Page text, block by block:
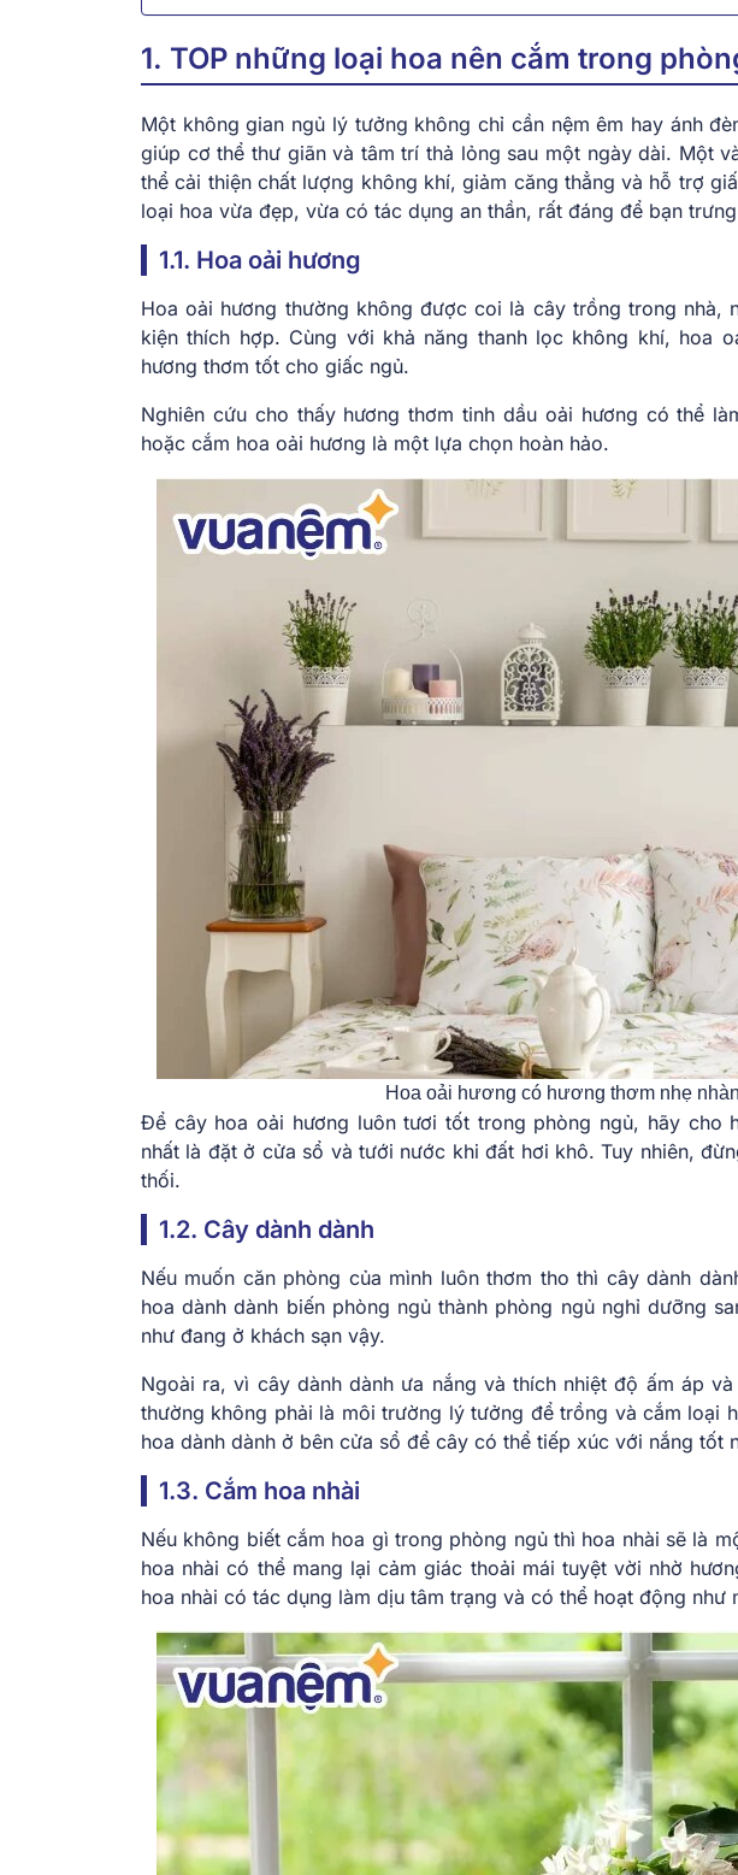
1. TOP những loại hoa nên cắm trong
Một không gian ngủ lý tưởng không chỉ cần nệm êm hay ánh
giúp cơ thể thư giãn và tâm trí thả lỏng sau một ngày dài. Một
thể cải thiện chất lượng không khí, giảm căng thẳng và hỗ trợ
loại hoa vừa đẹp, vừa có tác dụng an thần, rất đáng để bạn
1.1. Hoa oải hương
Hoa oải hương thường không được coi là cây trồng trong nhà,
kiện thích hợp. Cùng với khả năng thanh lọc không khí, hoa
hương thơm tốt cho giấc ngủ.
Nghiên cứu cho thấy hương thơm tinh dầu oải hương có thể
hoặc cắm hoa oải hương là một lựa chọn hoàn hảo.
Hoa oải hương có hương thơm nhẹ
Để cây hoa oải hương luôn tươi tốt trong phòng ngủ, hãy cho
nhất là đặt ở cửa sổ và tưới nước khi đất hơi khô. Tuy nhiên,
thối.
1.2. Cây dành dành
Nếu muốn căn phòng của mình luôn thơm tho thì cây dành
hoa dành dành biến phòng ngủ thành phòng ngủ nghỉ dưỡng
như đang ở khách sạn vậy.
Ngoài ra, vì cây dành dành ưa nắng và thích nhiệt độ ấm áp
thường không phải là môi trường lý tưởng để trồng và cắm loại
hoa dành dành ở bên cửa sổ để cây có thể tiếp xúc với nắng tốt
1.3. Cắm hoa nhài
Nếu không biết cắm hoa gì trong phòng ngủ thì hoa nhài sẽ là
hoa nhài có thể mang lại cảm giác thoải mái tuyệt vời nhờ
hoa nhài có tác dụng làm dịu tâm trạng và có thể hoạt động như